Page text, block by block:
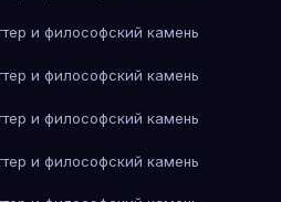
и философский камень
и философский камень
и философский камень
и философский камень